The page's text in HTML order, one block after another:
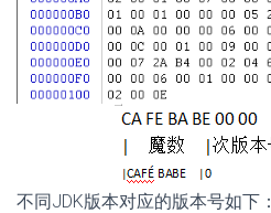
不同JDK版本对应的版本号如下：